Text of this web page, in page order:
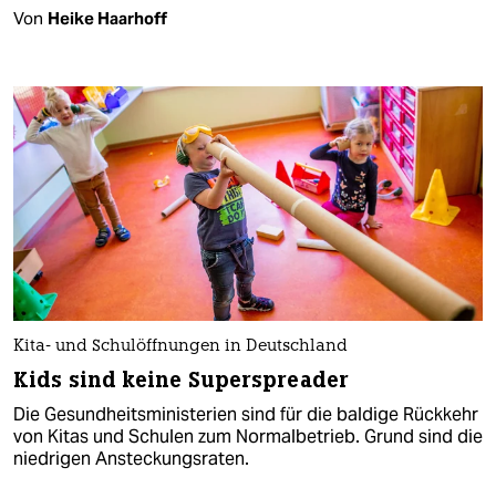
Von Heike Haarhoff
Kita- und Schulöffnungen in Deutschland
Kids sind keine Superspreader
Die Gesundheitsministerien sind für die baldige Rückkehr
von Kitas und Schulen zum Normalbetrieb. Grund sind die
niedrigen Ansteckungsraten.